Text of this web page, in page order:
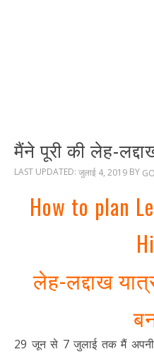
मैंने पूरी की लेह-
LAST UPDATED: जुलाई 4, 2019 BY
How to plan
लेह-लद्दाख
29 जून से 7 जुलाई तक मैं अपनी